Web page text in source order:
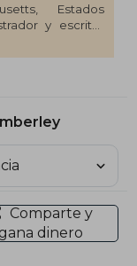
Estados
y escritor
por sus más
infantiles,
con técnicas
Shelf Award.
son ¡Fuera de
verde! (2007),
monstruo feliz
Comparte y
gana dinero